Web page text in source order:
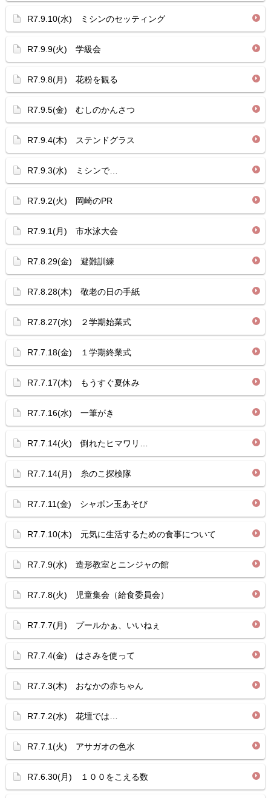
R7.9.10(水) ミシンのセッティング
R7.9.9(火) 学級会
R7.9.8(月) 花粉を観る
R7.9.5(金) むしのかんさつ
R7.9.4(木) ステンドグラス
R7.9.3(水) ミシンで…
R7.9.2(火) 岡崎のPR
R7.9.1(月) 市水泳大会
R7.8.29(金) 避難訓練
R7.8.28(木) 敬老の日の手紙
R7.8.27(水) ２学期始業式
R7.7.18(金) １学期終業式
R7.7.17(木) もうすぐ夏休み
R7.7.16(水) 一筆がき
R7.7.14(火) 倒れたヒマワリ…
R7.7.14(月) 糸のこ探検隊
R7.7.11(金) シャボン玉あそび
R7.7.10(木) 元気に生活するための食事について
R7.7.9(水) 造形教室とニンジャの館
R7.7.8(火) 児童集会（給食委員会）
R7.7.7(月) プールかぁ、いいねぇ
R7.7.4(金) はさみを使って
R7.7.3(木) おなかの赤ちゃん
R7.7.2(水) 花壇では…
R7.7.1(火) アサガオの色水
R7.6.30(月) １００をこえる数